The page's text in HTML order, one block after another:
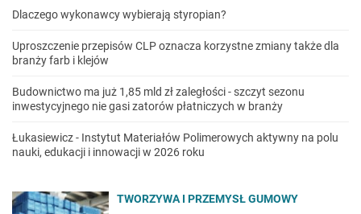
Dlaczego wykonawcy wybierają styropian?
Uproszczenie przepisów CLP oznacza korzystne zmiany także dla
branży farb i klejów
Budownictwo ma już 1,85 mld zł zaległości - szczyt sezonu
inwestycyjnego nie gasi zatorów płatniczych w branży
Łukasiewicz - Instytut Materiałów Polimerowych aktywny na polu
nauki, edukacji i innowacji w 2026 roku
TWORZYWA I PRZEMYSŁ GUMOWY